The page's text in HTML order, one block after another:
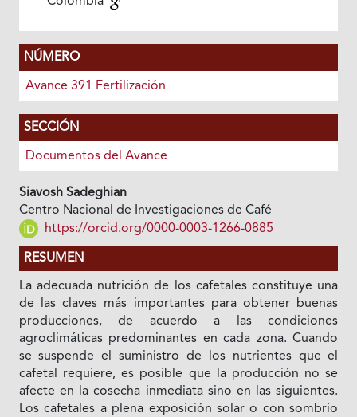
NÚMERO
Avance 391 Fertilización
SECCIÓN
Documentos del Avance
Siavosh Sadeghian
Centro Nacional de Investigaciones de Café
https://orcid.org/0000-0003-1266-0885
RESUMEN
La adecuada nutrición de los cafetales constituye una
de las claves más importantes para obtener buenas
producciones, de acuerdo a las condiciones
agroclimáticas predominantes en cada zona. Cuando
se suspende el suministro de los nutrientes que el
cafetal requiere, es posible que la producción no se
afecte en la cosecha inmediata sino en las siguientes.
Los cafetales a plena exposición solar o con sombrío